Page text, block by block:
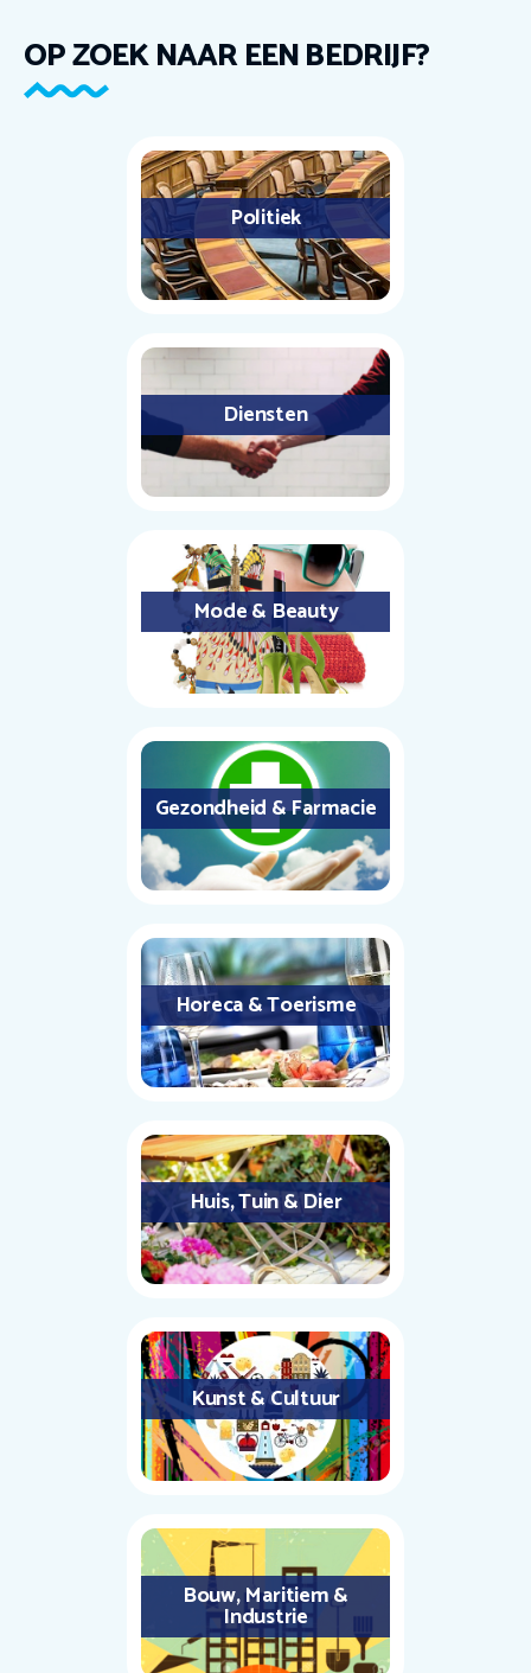
OP ZOEK NAAR EEN BEDRIJF?
Politiek
Diensten
Mode & Beauty
Gezondheid & Farmacie
Horeca & Toerisme
Huis, Tuin & Dier
Kunst & Cultuur
Bouw, Maritiem &
Industrie